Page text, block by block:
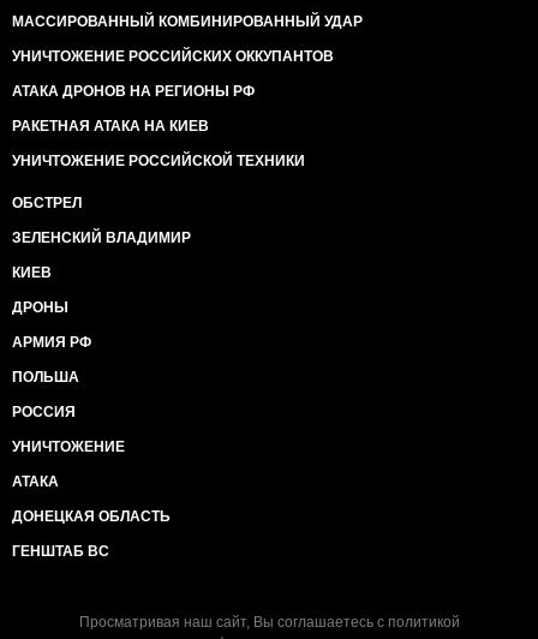
МАССИРОВАННЫЙ КОМБИНИРОВАННЫЙ УДАР
УНИЧТОЖЕНИЕ РОССИЙСКИХ ОККУПАНТОВ
АТАКА ДРОНОВ НА РЕГИОНЫ РФ
РАКЕТНАЯ АТАКА НА КИЕВ
УНИЧТОЖЕНИЕ РОССИЙСКОЙ ТЕХНИКИ
ОБСТРЕЛ
ЗЕЛЕНСКИЙ ВЛАДИМИР
КИЕВ
ДРОНЫ
АРМИЯ РФ
ПОЛЬША
РОССИЯ
УНИЧТОЖЕНИЕ
АТАКА
ДОНЕЦКАЯ ОБЛАСТЬ
ГЕНШТАБ ВС
Просматривая наш сайт, Вы соглашаетесь с политикой